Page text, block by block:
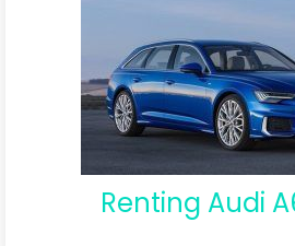
Renting Audi